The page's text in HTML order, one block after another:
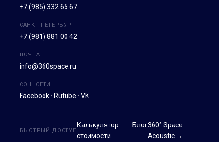
+7 (985) 332 65 67
САНКТ-ПЕТЕРБУРГ
+7 (981) 881 00 42
ПОЧТА
info@360space.ru
СОЦ. СЕТИ
Facebook · Rutube · VK
БЫСТРЫЙ ДОСТУП
Калькулятор
стоимости
Блог360° Space
Acoustic →